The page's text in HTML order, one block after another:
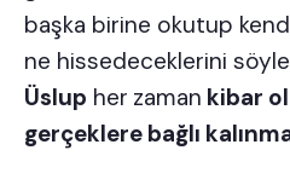
başka birine okutup
ne hissedeceklerini
Üslup her zaman kibar
gerçeklere bağlı